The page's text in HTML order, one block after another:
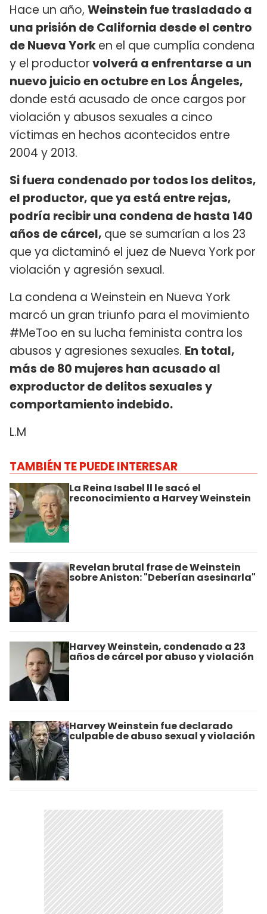
Hace un año, Weinstein fue trasladado a
una prisión de California desde el centro
de Nueva Yorken el que cumplía condena
y el productorvolverá a enfrentarse a un
nuevo juicio en octubre en Los Ángeles,
donde está acusado de once cargos por
violación y abusos sexuales a cinco
víctimas en hechos acontecidos entre
2004 y 2013.
Si fuera condenado por todos los delitos,
el productor, que ya está entre rejas,
podría recibir una condena de hasta 140
años de cárcel, que se sumarían a los 23
que ya dictaminó el juez de Nueva York por
violación y agresión sexual.
La condena a Weinstein en Nueva York
marcó un gran triunfo para el movimiento
#MeToo en su lucha feminista contra los
abusos y agresiones sexuales. En total,
más de 80 mujeres han acusado al
exproductor de delitos sexuales y
comportamiento indebido.
L.M
TAMBIÉN TE PUEDE INTERESAR
La Reina Isabel ll le sacó el
reconocimiento a Harvey Weinstein
Revelan brutal frase de Weinstein
sobre Aniston: "Deberían asesinarla"
Harvey Weinstein, condenado a 23
años de cárcel por abuso y violación
Harvey Weinstein fue declarado
culpable de abuso sexual y violación